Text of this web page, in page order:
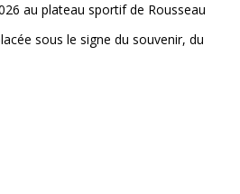
au plateau sportif de Rousseau
sous le signe du souvenir, du